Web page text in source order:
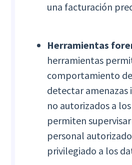
una facturación
Herramientas
herramientas
comportamiento
detectar amenazas
no autorizados a
permiten
personal
privilegiado a los